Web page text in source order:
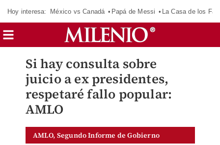
Hoy interesa: México vs Canadá Papá de Messi La Casa de los
Si hay consulta sobre
juicio a ex presidentes,
respetaré fallo popular:
AMLO
AMLO, Segundo Informe de Gobierno